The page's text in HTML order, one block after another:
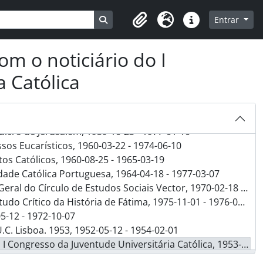
Busque na página de navegação
Clipboard
Idioma Ligações rápidas
Entrar
o noticiário do I
Católica
1926-06-22 - 1977-02-09
1951-01-[?] - 1971-12-15
de Jerusalém, 1959-10-23 - 1977-01-10
Eucarísticos, 1960-03-22 - 1974-06-10
Católicos, 1960-08-25 - 1965-03-19
Católica Portuguesa, 1964-04-18 - 1977-03-07
de Estudos Sociais Vector, 1970-02-18 - 1976-11-02
Crítico da História de Fátima, 1975-11-01 - 1976-02-04
12 - 1972-10-07
Lisboa. 1953, 1952-05-12 - 1954-02-01
da Juventude Universitária Católica, 1953-04-16 - 1953-04-20
Lisboa - 3 a 5 de Fevereiro de 1956, 1956-02-[?]